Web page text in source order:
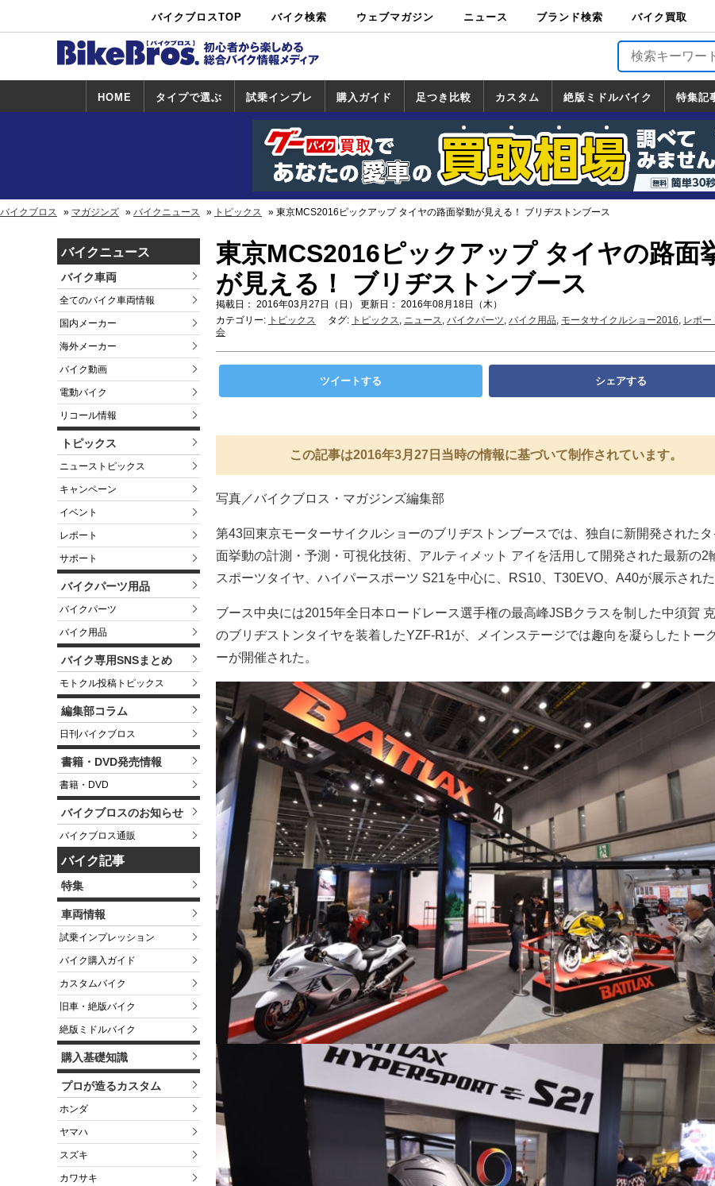
バイクブロスTOP バイク検索
中古バイ
ク・新車検
カタログ検
索
ショップ検
索
ウェブマガジン ニュース ブランド検索 バイク買取
バイク買取
HOME タイプで選ぶ 試乗インプレ
試乗インプレ
一覧
ホンダ
ヤマハ
スズキ
カワサキ
ハーレー
BMW
トライアンフ
ドゥカティ
購入ガイド
一覧
足つき比較 カスタム
カスタム
一覧
ホンダ
ヤマハ
スズキ
カワサキ
絶版ミドルバイク
絶版ミドルバイク
一覧
ホンダ
ヤマハ
スズキ
カワサキ
特集記
道の駅調査隊
ツーリング情報局
日本の道50選
国道めぐり
林道ツーリング
バイクブロス マガジンズ バイクニュース トピックス 東京MCS2016ピックアップ タイヤの路面挙動が見える！ ブリヂストンブース
バイクニュース
バイク車両
全てのバイク車両情報
国内メーカー
海外メーカー
バイク動画
電動バイク
リコール情報
トピックス
ニューストピックス
キャンペーン
イベント
レポート
サポート
バイクパーツ用品
バイクパーツ
バイク用品
バイク専用SNSまとめ
モトクル投稿トピックス
編集部コラム
日刊バイクブロス
書籍・DVD発売情報
書籍・DVD
バイクブロスのお知らせ
バイクブロス通販
バイク記事
特集
車両情報
試乗インプレッション
バイク購入ガイド
カスタムバイク
旧車・絶版バイク
絶版ミドルバイク
購入基礎知識
プロが造るカスタム
ホンダ
ヤマハ
スズキ
カワサキ
東京MCS2016ピックアップ タイヤの路面
が見える！ ブリヂストンブース
掲載日： 2016年03月27日（日） 更新日： 2016年08月18日（木）
カテゴリー: トピックス タグ: トピックス, ニュース, バイクパーツ, バイク用品, モータサイクルショー2016, レポー
会
ツイートする シェアする
この記事は2016年3月27日当時の情報に基づいて制作されています。
写真／バイクブロス・マガジンズ編集部
第43回東京モーターサイクルショーのブリヂストンブースでは、独自に新開発されたタ
面挙動の計測・予測・可視化技術、アルティメット アイを活用して開発された最新の2
スポーツタイヤ、ハイパースポーツ S21を中心に、RS10、T30EVO、A40が展示された
ブース中央には2015年全日本ロードレース選手権の最高峰JSBクラスを制した中須賀
のブリヂストンタイヤを装着したYZF-R1が、メインステージでは趣向を凝らしたトー
ーが開催された。